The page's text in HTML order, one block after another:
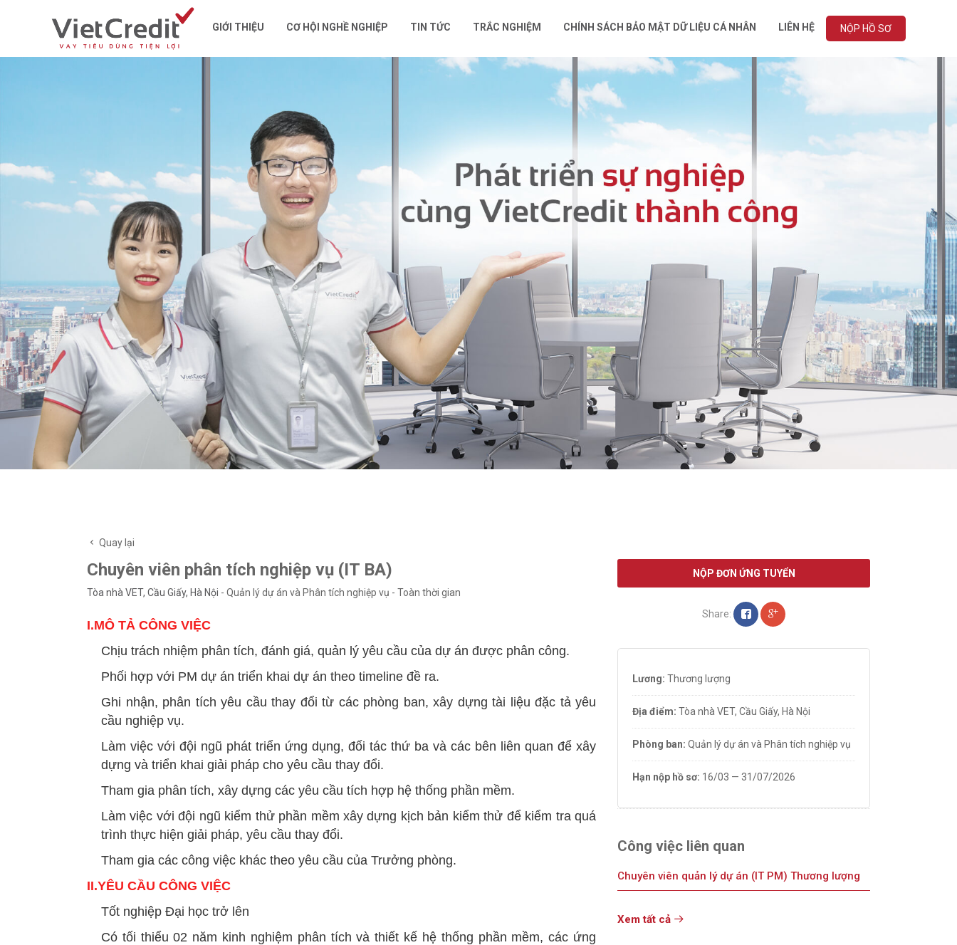
GIỚI THIỆU CƠ HỘI NGHỀ NGHIỆP TIN TỨC TRẮC NGHIỆM CHÍNH SÁCH BẢO MẬT DỮ LIỆU CÁ NHÂN LIÊN HỆ NỘP HỒ SƠ
Quay lại
Chuyên viên phân tích nghiệp vụ (IT BA)
Tòa nhà VET, Cầu Giấy, Hà Nội - Quản lý dự án và Phân tích nghiệp vụ - Toàn thời gian
I.MÔ TẢ CÔNG VIỆC
Chịu trách nhiệm phân tích, đánh giá, quản lý yêu cầu của dự án được phân công.
Phối hợp với PM dự án triển khai dự án theo timeline đề ra.
Ghi nhận, phân tích yêu cầu thay đổi từ các phòng ban, xây dựng tài liệu đặc tả yêu
cầu nghiệp vụ.
Làm việc với đội ngũ phát triển ứng dụng, đối tác thứ ba và các bên liên quan để xây
dựng và triển khai giải pháp cho yêu cầu thay đổi.
Tham gia phân tích, xây dựng các yêu cầu tích hợp hệ thống phần mềm.
Làm việc với đội ngũ kiểm thử phần mềm xây dựng kịch bản kiểm thử để kiểm tra quá
trình thực hiện giải pháp, yêu cầu thay đổi.
Tham gia các công việc khác theo yêu cầu của Trưởng phòng.
II.YÊU CẦU CÔNG VIỆC
Tốt nghiệp Đại học trở lên
Có tối thiểu 02 năm kinh nghiệm phân tích và thiết kế hệ thống phần mềm, các ứng
NỘP ĐƠN ỨNG TUYỂN
Share:
Lương: Thương lượng
Địa điểm: Tòa nhà VET, Cầu Giấy, Hà Nội
Phòng ban: Quản lý dự án và Phân tích nghiệp vụ
Hạn nộp hồ sơ: 16/03 — 31/07/2026
Công việc liên quan
Chuyên viên quản lý dự án (IT PM) Thương lượng
Xem tất cả